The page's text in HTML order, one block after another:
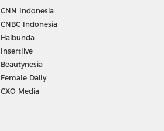
CNN Indonesia
CNBC Indonesia
Haibunda
Insertlive
Beautynesia
Female Daily
CXO Media